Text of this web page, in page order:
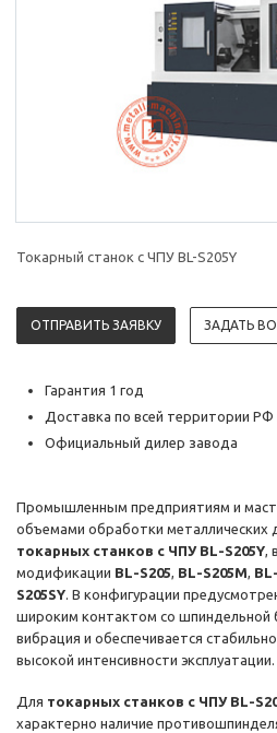
Токарный станок с ЧПУ BL-S205Y
ОТПРАВИТЬ ЗАЯВКУ ЗАДАТЬ
Гарантия 1 год
Доставка по всей территории РФ
Официальный дилер завода
Промышленным предприятиям и
объемами обработки металлических
токарных станков с ЧПУ BL-S205Y,
модификации BL-S205, BL-S205M,
S205SY. В конфигурации
широким контактом со шпиндельной
вибрация и обеспечивается
высокой интенсивности эксплуатации.
Для токарных станков с ЧПУ BL-
характерно наличие